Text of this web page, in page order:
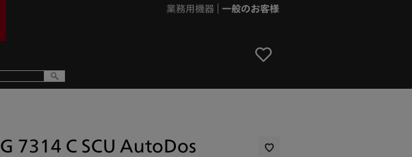
G 7314 C SCU AutoDos
一般のお客様
業務用機器